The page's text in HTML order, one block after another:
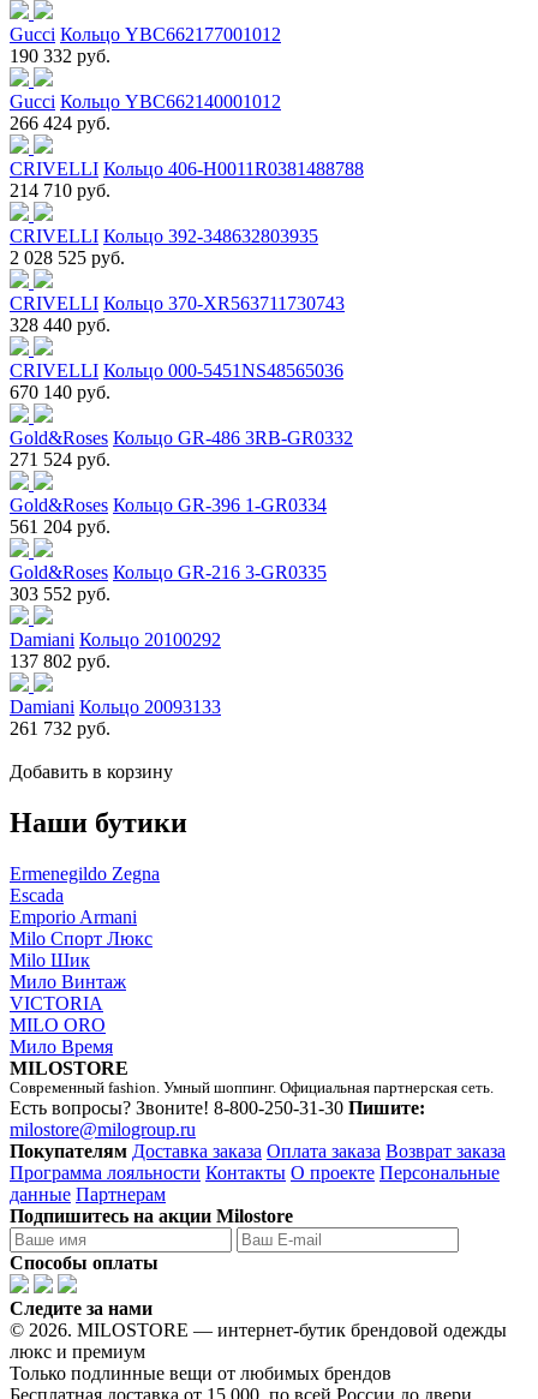
Gucci Кольцо YBC662177001012
190 332 руб.
Gucci Кольцо YBC662140001012
266 424 руб.
CRIVELLI Кольцо 406-H0011R0381488788
214 710 руб.
CRIVELLI Кольцо 392-348632803935
2 028 525 руб.
CRIVELLI Кольцо 370-XR563711730743
328 440 руб.
CRIVELLI Кольцо 000-5451NS48565036
670 140 руб.
Gold&Roses Кольцо GR-486 3RB-GR0332
271 524 руб.
Gold&Roses Кольцо GR-396 1-GR0334
561 204 руб.
Gold&Roses Кольцо GR-216 3-GR0335
303 552 руб.
Damiani Кольцо 20100292
137 802 руб.
Damiani Кольцо 20093133
261 732 руб.
Добавить в корзину
Наши бутики
Ermenegildo Zegna
Escada
Emporio Armani
Milo Спорт Люкс
Milo Шик
Мило Винтаж
VICTORIA
MILO ORO
Мило Время
MILOSTORE
Современный fashion. Умный шоппинг. Официальная партнерская сеть.
Есть вопросы? Звоните! 8-800-250-31-30 Пишите:
milostore@milogroup.ru
Покупателям Доставка заказа Оплата заказа Возврат заказа
Программа лояльности Контакты О проекте Персональные
данные Партнерам
Подпишитесь на акции Milostore
Способы оплаты
Следите за нами
© 2026. MILOSTORE — интернет-бутик брендовой одежды
люкс и премиум
Только подлинные вещи от любимых брендов
Бесплатная доставка от 15 000, по всей России до двери